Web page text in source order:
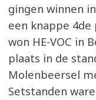
gingen winnen
een knappe 4de
won HE-VOC in
plaats in de
Molenbeersel
Setstanden